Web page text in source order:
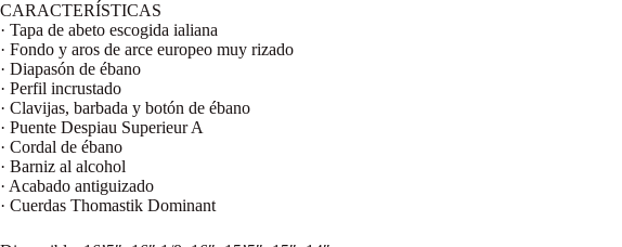
CARACTERÍSTICAS
· Tapa de abeto escogida ialiana
· Fondo y aros de arce europeo muy rizado
· Diapasón de ébano
· Perfil incrustado
· Clavijas, barbada y botón de ébano
· Puente Despiau Superieur A
· Cordal de ébano
· Barniz al alcohol
· Acabado antiguizado
· Cuerdas Thomastik Dominant